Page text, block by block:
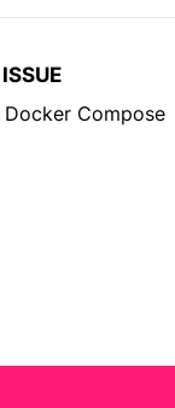
Compose